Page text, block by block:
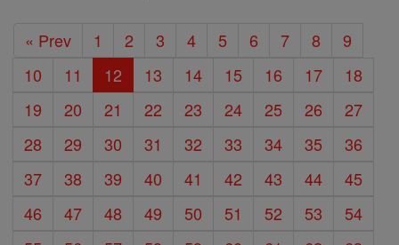
« Prev 1 2 3 4 5 6 7 8
9
10
11 12 13 14 15 16 17
18
19
20 21 22 23 24 25 26
27
28
29 30 31 32 33 34 35
36
37
38 39 40 41 42 43 44
45
46
47 48 49 50 51 52 53
54